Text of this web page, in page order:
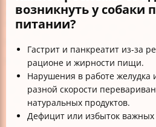
возникнуть у
питании?
Гастрит и панкреатит из-за
рационе и жирности пищи.
Нарушения в работе желудка
разной скорости
натуральных продуктов.
Дефицит или избыток важных